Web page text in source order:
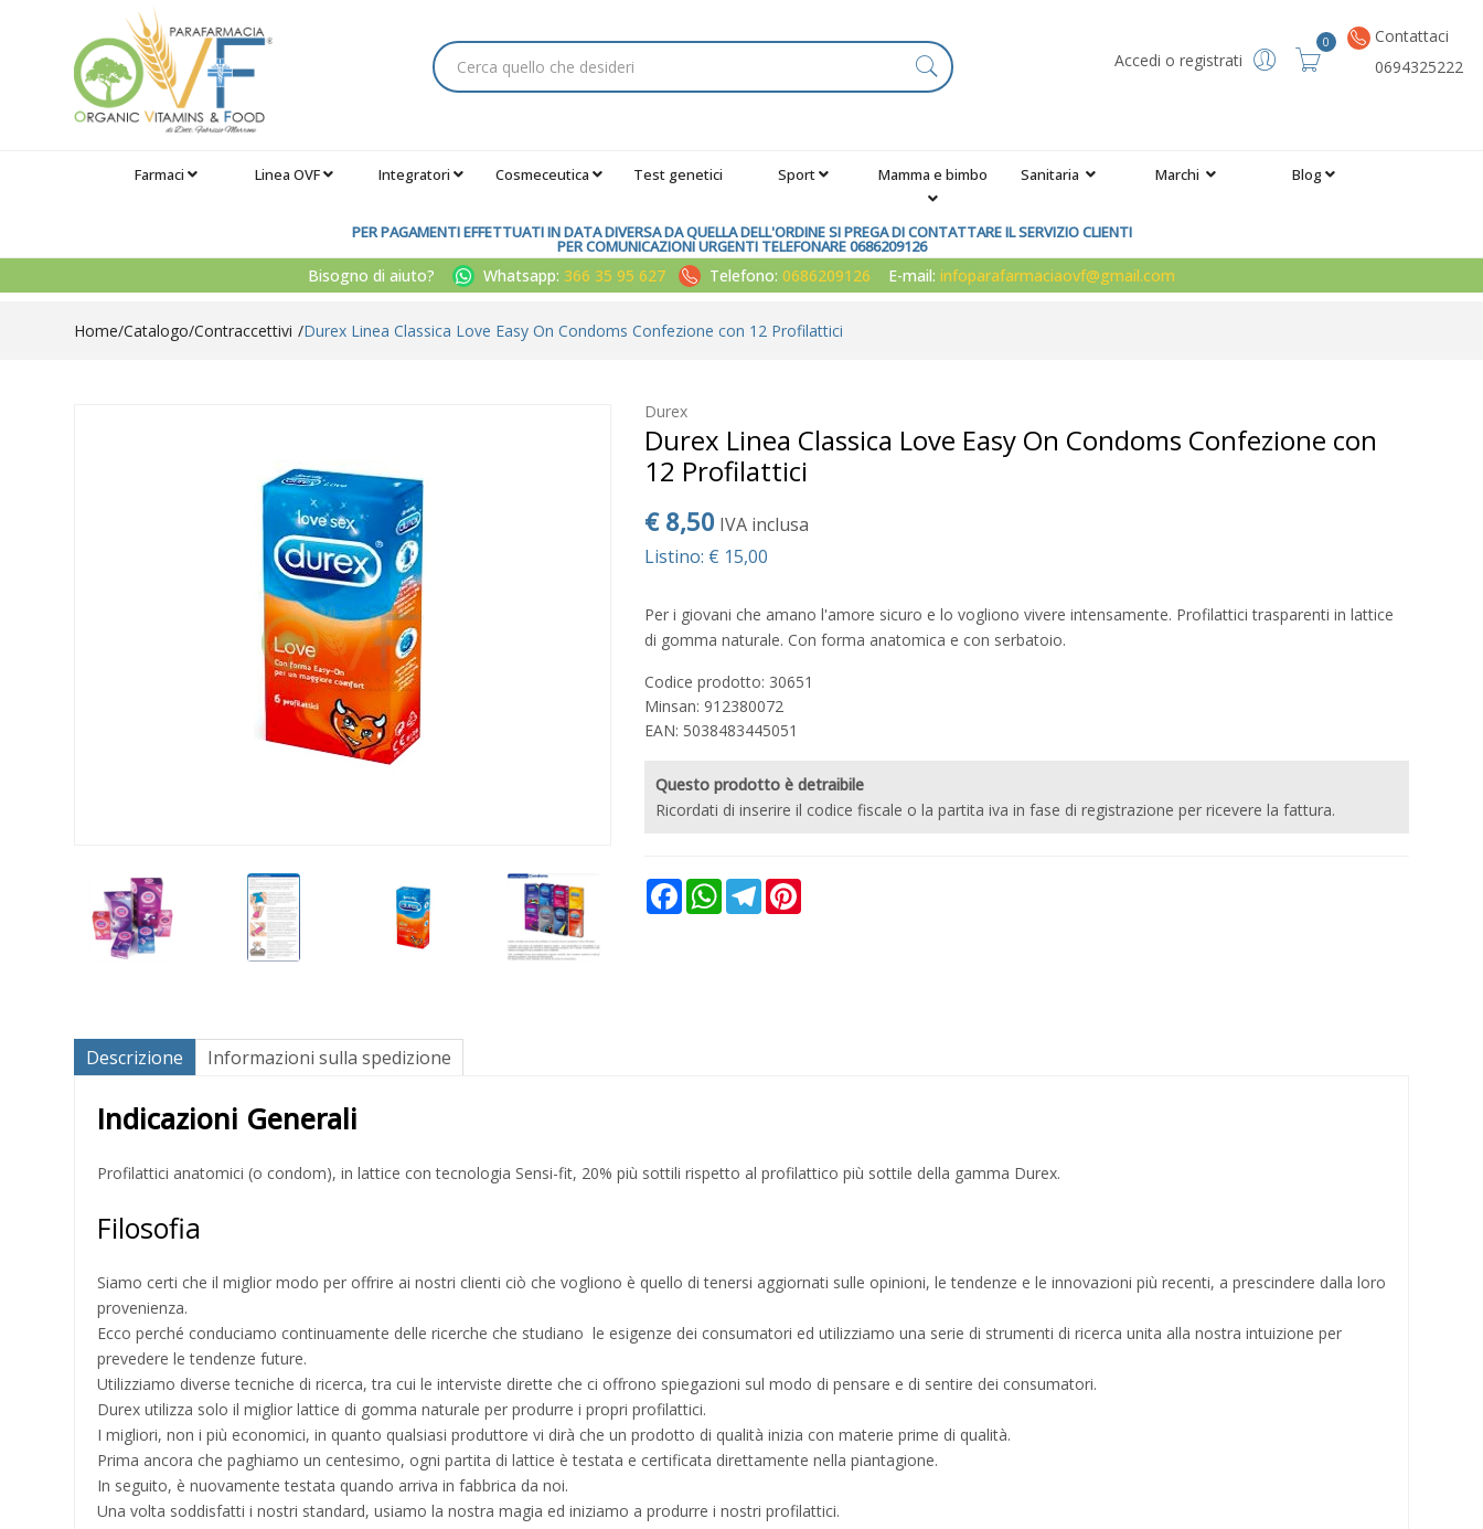
Accedi o registrati
0
Contattaci
0694325222
Farmaci Linea OVF Integratori Cosmeceutica Test genetici Sport Mamma e bimbo Sanitaria Marchi Blog
PER PAGAMENTI EFFETTUATI IN DATA DIVERSA DA QUELLA DELL'ORDINE SI PREGA DI CONTATTARE IL SERVIZIO CLIENTI
PER COMUNICAZIONI URGENTI TELEFONARE 0686209126
Bisogno di aiuto? Whatsapp: 366 35 95 627 Telefono:0686209126 E-mail:infoparafarmaciaovf@gmail.com
Home Catalogo/Contraccettivi Durex Linea Classica Love Easy On Condoms Confezione con 12 Profilattici
Durex
Durex Linea Classica Love Easy On Condoms Confezione con
12 Profilattici
€ 8,50 IVA inclusa
Listino: € 15,00
Per i giovani che amano l'amore sicuro e lo vogliono vivere intensamente. Profilattici trasparenti in lattice
di gomma naturale. Con forma anatomica e con serbatoio.
Codice prodotto: 30651
Minsan: 912380072
EAN: 5038483445051
Questo prodotto è detraibile
Ricordati di inserire il codice fiscale o la partita iva in fase di registrazione per ricevere la fattura.
FacebookWhatsAppTelegramPinterest
Descrizione Informazioni sulla spedizione
Indicazioni Generali
Profilattici anatomici (o condom), in lattice con tecnologia Sensi-fit, 20% più sottili rispetto al profilattico più sottile della gamma Durex.
Filosofia
Siamo certi che il miglior modo per offrire ai nostri clienti ciò che vogliono è quello di tenersi aggiornati sulle opinioni, le tendenze e le innovazioni più recenti, a prescindere dalla loro
provenienza.
Ecco perché conduciamo continuamente delle ricerche che studiano le esigenze dei consumatori ed utilizziamo una serie di strumenti di ricerca unita alla nostra intuizione per
prevedere le tendenze future.
Utilizziamo diverse tecniche di ricerca, tra cui le interviste dirette che ci offrono spiegazioni sul modo di pensare e di sentire dei consumatori.
Durex utilizza solo il miglior lattice di gomma naturale per produrre i propri profilattici.
I migliori, non i più economici, in quanto qualsiasi produttore vi dirà che un prodotto di qualità inizia con materie prime di qualità.
Prima ancora che paghiamo un centesimo, ogni partita di lattice è testata e certificata direttamente nella piantagione.
In seguito, è nuovamente testata quando arriva in fabbrica da noi.
Una volta soddisfatti i nostri standard, usiamo la nostra magia ed iniziamo a produrre i nostri profilattici.